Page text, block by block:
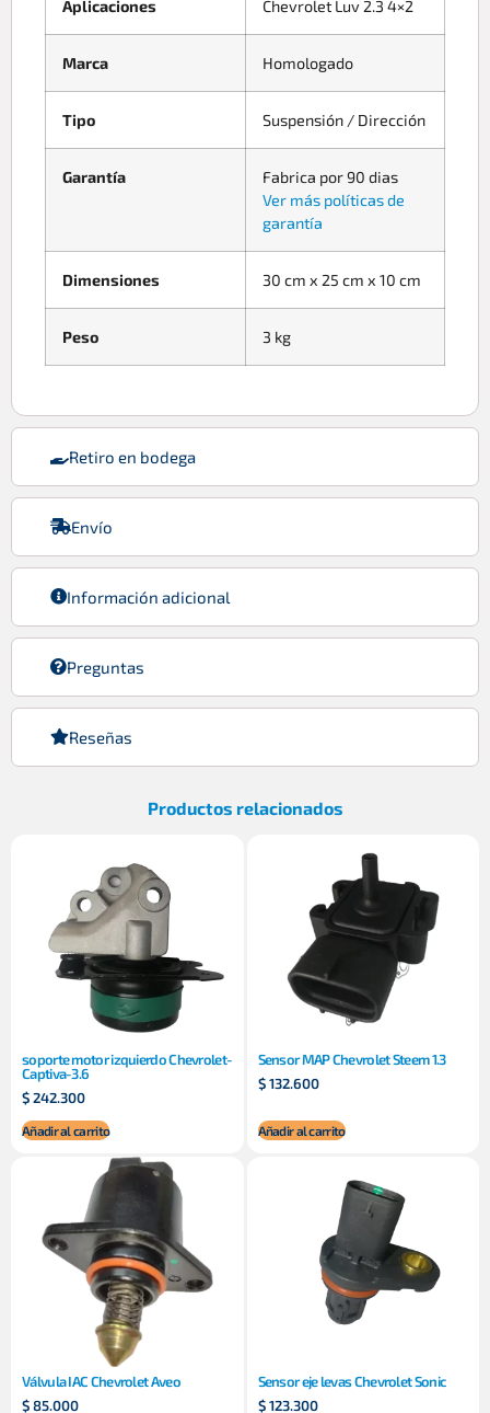
Retiro en bodega
Envío
Información adicional
Preguntas
Reseñas
Aplicaciones Chevrolet Luv 2.3 4×2
Marca Homologado
Tipo Suspensión / Dirección
Garantía
Fabrica por 90 dias
Ver más políticas de
garantía
Dimensiones 30 cm x 25 cm x 10 cm
Peso 3 kg
Productos relacionados
soporte motor izquierdo Chevrolet-
Captiva-3.6
$242.300
Añadir al carrito
Sensor MAP Chevrolet Steem 1.3
$132.600
Añadir al carrito
Válvula IAC Chevrolet Aveo
$85.000
Sensor eje levas Chevrolet Sonic
$123.300